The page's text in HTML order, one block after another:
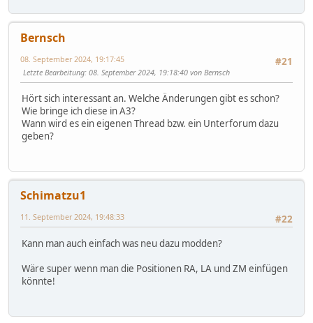
Bernsch
#21
08. September 2024, 19:17:45
Letzte Bearbeitung: 08. September 2024, 19:18:40 von Bernsch
Hört sich interessant an. Welche Änderungen gibt es schon?
Wie bringe ich diese in A3?
Wann wird es ein eigenen Thread bzw. ein Unterforum dazu
geben?
Schimatzu1
#22
11. September 2024, 19:48:33
Kann man auch einfach was neu dazu modden?
Wäre super wenn man die Positionen RA, LA und ZM einfügen
könnte!